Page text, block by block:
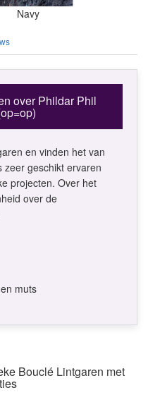
Navy
over Phildar Phil
en vinden het van
zeer geschikt ervaren
projecten. Over het
over de
muts
Bouclé Lintgaren met